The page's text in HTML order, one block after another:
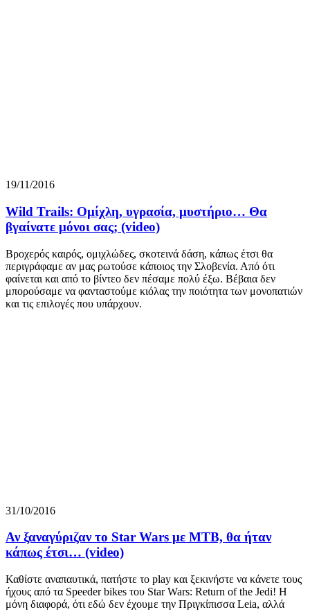
19/11/2016
Wild Trails: Ομίχλη, υγρασία, μυστήριο… Θα
βγαίνατε μόνοι σας; (video)
Βροχερός καιρός, ομιχλώδες, σκοτεινά δάση, κάπως έτσι θα
περιγράφαμε αν μας ρωτούσε κάποιος την Σλοβενία. Από ότι
φαίνεται και από το βίντεο δεν πέσαμε πολύ έξω. Βέβαια δεν
μπορούσαμε να φανταστούμε κιόλας την ποιότητα των μονοπατιών
και τις επιλογές που υπάρχουν.
31/10/2016
Αν ξαναγύριζαν το Star Wars με ΜΤΒ, θα ήταν
κάπως έτσι… (video)
Καθίστε αναπαυτικά, πατήστε το play και ξεκινήστε να κάνετε τους
ήχους από τα Speeder bikes του Star Wars: Return of the Jedi! Η
μόνη διαφορά, ότι εδώ δεν έχουμε την Πριγκίπισσα Leia, αλλά